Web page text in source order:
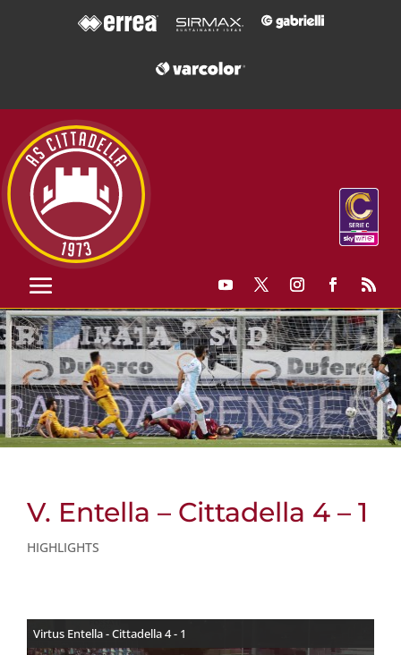
V. Entella – Cittadella 4 – 1
HIGHLIGHTS
Virtus Entella - Cittadella 4 - 1